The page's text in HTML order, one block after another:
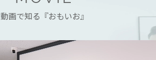
動画で知る『おもいお』